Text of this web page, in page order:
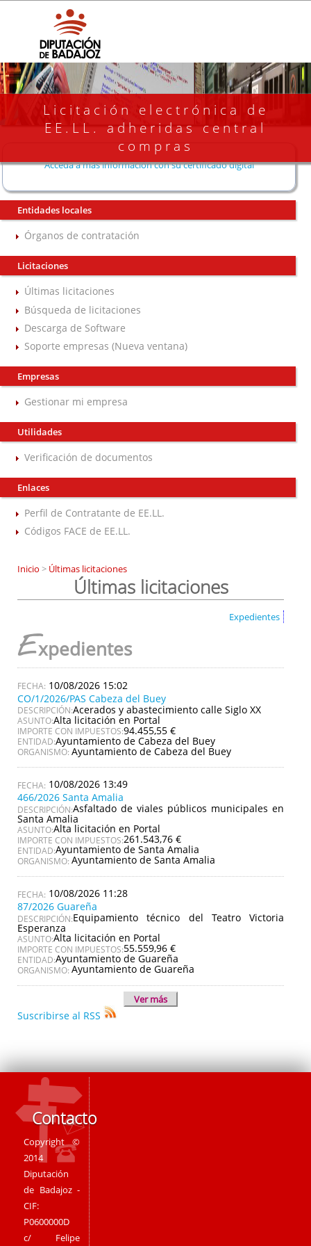
Licitación electrónica de
EE.LL. adheridas central
compras
Acceda a más información con su certificado digital
Entidades locales
Órganos de contratación
Licitaciones
Últimas licitaciones
Búsqueda de licitaciones
Descarga de Software
Soporte empresas (Nueva ventana)
Empresas
Gestionar mi empresa
Utilidades
Verificación de documentos
Enlaces
Perfil de Contratante de EE.LL.
Códigos FACE de EE.LL.
Inicio > Últimas licitaciones
Últimas licitaciones
Expedientes
Expedientes
10/08/2026 15:02
CO/1/2026/PAS Cabeza del Buey
DESCRIPCIÓN:Acerados y abastecimiento calle Siglo XX
ASUNTO:Alta licitación en Portal
IMPORTE CON IMPUESTOS:94.455,55 €
ENTIDAD:Ayuntamiento de Cabeza del Buey
ORGANISMO: Ayuntamiento de Cabeza del Buey
10/08/2026 13:49
466/2026 Santa Amalia
DESCRIPCIÓN:Asfaltado de viales públicos municipales en
Santa Amalia
ASUNTO:Alta licitación en Portal
IMPORTE CON IMPUESTOS:261.543,76 €
ENTIDAD:Ayuntamiento de Santa Amalia
ORGANISMO: Ayuntamiento de Santa Amalia
10/08/2026 11:28
87/2026 Guareña
DESCRIPCIÓN:Equipamiento técnico del Teatro Victoria
Esperanza
ASUNTO:Alta licitación en Portal
IMPORTE CON IMPUESTOS:55.559,96 €
ENTIDAD:Ayuntamiento de Guareña
ORGANISMO: Ayuntamiento de Guareña
Ver más
Suscribirse al RSS
Contacto
Copyright ©
2014
Diputación
de Badajoz -
CIF:
P0600000D
c/ Felipe